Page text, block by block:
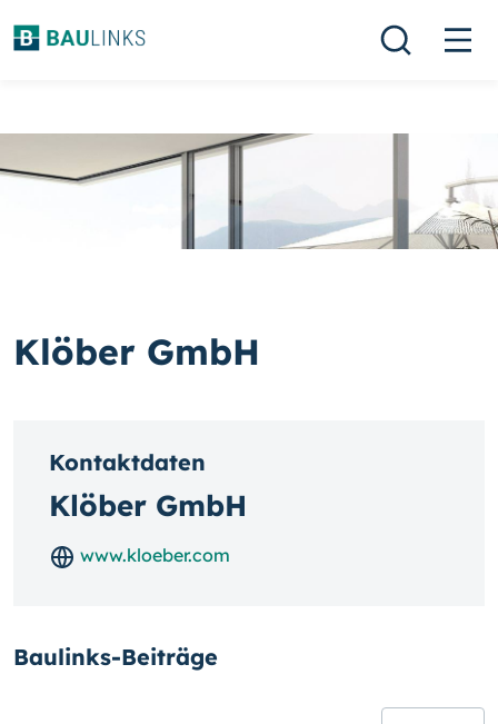
Klöber GmbH
Kontaktdaten
Klöber GmbH
www.kloeber.com
Baulinks-Beiträge